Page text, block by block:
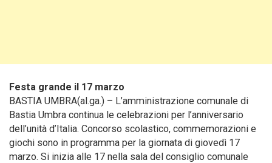
Festa grande il 17 marzo
BASTIA UMBRA(al.ga.) – L’amministrazione comunale di
Bastia Umbra continua le celebrazioni per l’anniversario
dell’unità d’Italia. Concorso scolastico, commemorazioni e
giochi sono in programma per la giornata di giovedì 17
marzo. Si inizia alle 17 nella sala del consiglio comunale